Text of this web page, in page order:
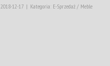
2018-12-17 | Kategoria: E-Sprzedaż / Meble